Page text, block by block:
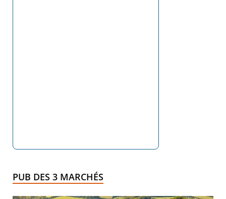
PUB DES 3 MARCHÉS